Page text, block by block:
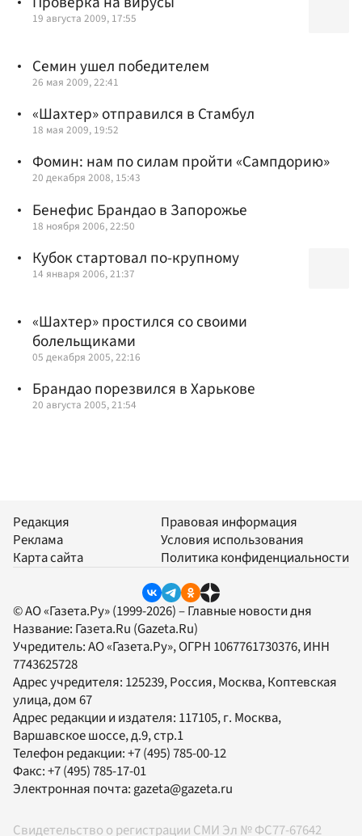
19 августа 2009, 17:55
Семин ушел победителем
26 мая 2009, 22:41
«Шахтер» отправился в Стамбул
18 мая 2009, 19:52
Фомин: нам по силам пройти «Сампдорию»
20 декабря 2008, 15:43
Бенефис Брандао в Запорожье
18 ноября 2006, 22:50
Кубок стартовал по-крупному
14 января 2006, 21:37
«Шахтер» простился со своими
болельщиками
05 декабря 2005, 22:16
Брандао порезвился в Харькове
20 августа 2005, 21:54
Редакция
Реклама
Карта сайта
Правовая информация
Условия использования
Политика конфиденциальности
© АО «Газета.Ру» (1999-2026) – Главные новости дня
Название: Газета.Ru (Gazeta.Ru)
Учредитель:АО «Газета.Ру», ОГРН 1067761730376, ИНН
7743625728
Адрес учредителя: 125239, Россия, Москва, Коптевская
улица, дом 67
Адрес редакции и издателя: 117105, г. Москва,
Варшавское шоссе, д.9, стр.1
Телефон редакции:+7 (495) 785-00-12
Факс:+7 (495) 785-17-01
Электронная почта:gazeta@gazeta.ru
Свидетельство о регистрации СМИ Эл № ФС77-67642